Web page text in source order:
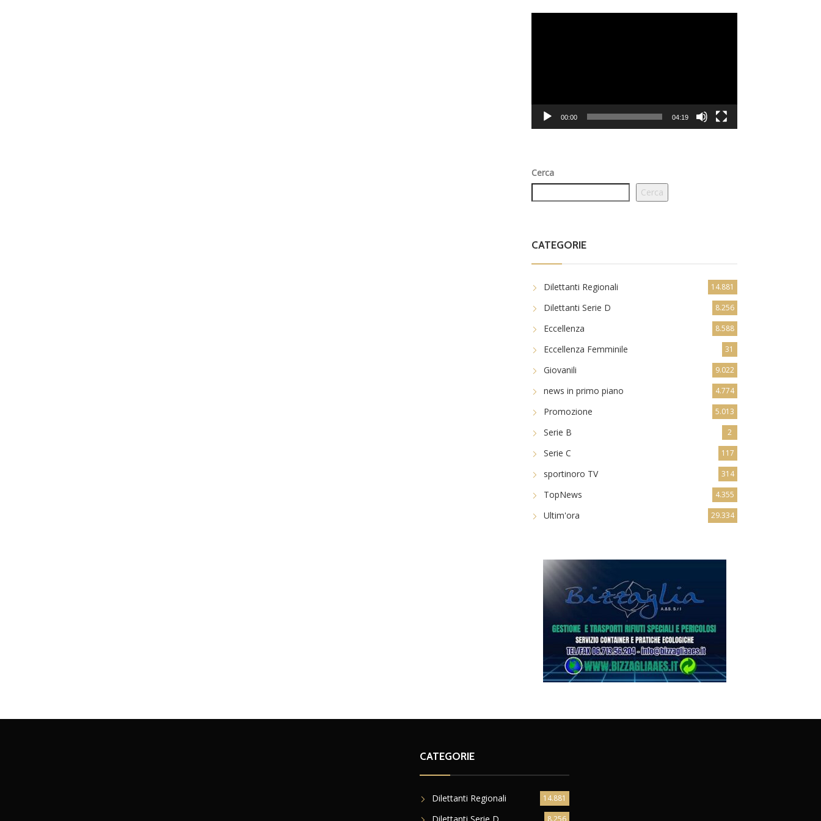
00:00 04:19
Cerca
Cerca
CATEGORIE
Dilettanti Regionali 14.881
Dilettanti Serie D 8.256
Eccellenza 8.588
Eccellenza Femminile 31
Giovanili 9.022
news in primo piano 4.774
Promozione 5.013
Serie B 2
Serie C 117
sportinoro TV 314
TopNews 4.355
Ultim'ora 29.334
CATEGORIE
Dilettanti Regionali 14.881
8.256